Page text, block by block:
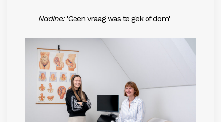
Nadine: 'Geen vraag was te gek of dom'